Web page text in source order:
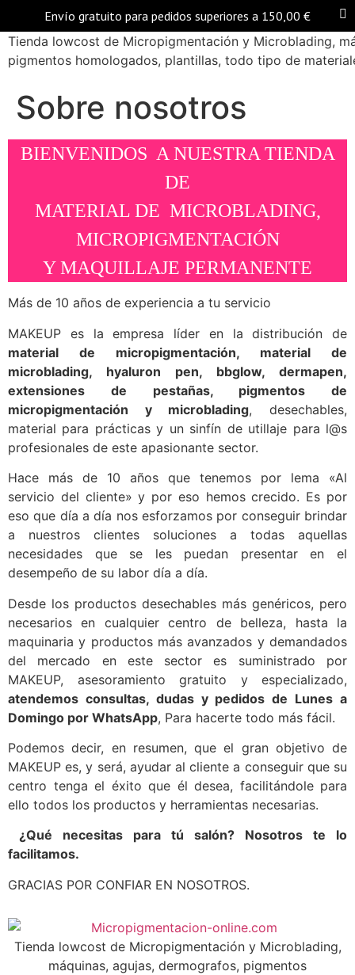
Tienda lowcost de Micropigmentación y Microblading,
pigmentos homologados, plantillas, todo tipo de
Sobre nosotros
BIENVENIDOS A NUESTRA TIENDA
DE
MATERIAL DE MICROBLADING,
MICROPIGMENTACIÓN
Y MAQUILLAJE PERMANENTE
Más de 10 años de experiencia a tu servicio
MAKEUP es la empresa líder en la distribución de
material de micropigmentación, material de
microblading, hyaluron pen, bbglow, dermapen,
extensiones de pestañas, pigmentos de
micropigmentación y microblading, desechables,
material para prácticas y un sinfín de utillaje para l@s
profesionales de este apasionante sector.
Hace más de 10 años que tenemos por lema «Al
servicio del cliente» y por eso hemos crecido. Es por
eso que día a día nos esforzamos por conseguir brindar
a nuestros clientes soluciones a todas aquellas
necesidades que se les puedan presentar en el
desempeño de su labor día a día.
Desde los productos desechables más genéricos, pero
necesarios en cualquier centro de belleza, hasta la
maquinaria y productos más avanzados y demandados
del mercado en este sector es suministrado por
MAKEUP, asesoramiento gratuito y especializado,
atendemos consultas, dudas y pedidos de Lunes a
Domingo por WhatsApp, Para hacerte todo más fácil.
Podemos decir, en resumen, que el gran objetivo de
MAKEUP es, y será, ayudar al cliente a conseguir que su
centro tenga el éxito que él desea, facilitándole para
ello todos los productos y herramientas necesarias.
¿Qué necesitas para tú salón? Nosotros te lo
facilitamos.
GRACIAS POR CONFIAR EN NOSOTROS.
Tienda lowcost de Micropigmentación y Microblading,
máquinas, agujas, dermografos, pigmentos
Envío gratuito para pedidos superiores a 150,00 €